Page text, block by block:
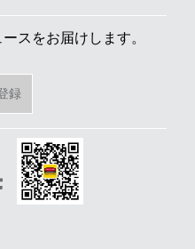
スをお届けします。
録